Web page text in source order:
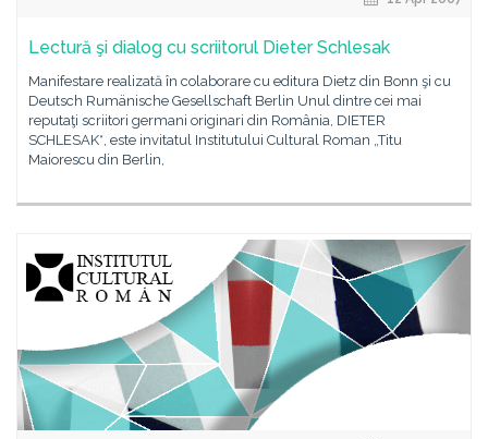
Lectură şi dialog cu scriitorul Dieter Schlesak
Manifestare realizată în colaborare cu editura Dietz din Bonn şi cu
Deutsch Rumänische Gesellschaft Berlin Unul dintre cei mai
reputaţi scriitori germani originari din România, DIETER
SCHLESAK*, este invitatul Institutului Cultural Roman „Titu
Maiorescu din Berlin,